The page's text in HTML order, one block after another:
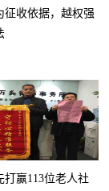
征收依据，越权强
打赢113位老人社